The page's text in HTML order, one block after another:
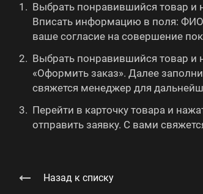
Выбрать понравившийся товар и
Вписать информацию в поля:
ваше согласие на совершение
Выбрать понравившийся товар и
«Оформить заказ». Далее
свяжется менеджер для
Перейти в карточку товара и
отправить заявку. С вами
Назад к списку